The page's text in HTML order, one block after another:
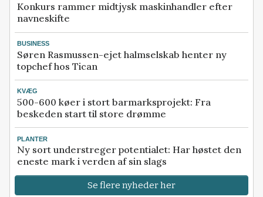
Konkurs rammer midtjysk maskinhandler efter
navneskifte
BUSINESS
Søren Rasmussen-ejet halmselskab henter ny
topchef hos Tican
KVÆG
500-600 køer i stort barmarksprojekt: Fra
beskeden start til store drømme
PLANTER
Ny sort understreger potentialet: Har høstet den
eneste mark i verden af sin slags
Se flere nyheder her